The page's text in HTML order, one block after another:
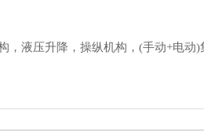
液压升降，操纵机构，(手动+电动)